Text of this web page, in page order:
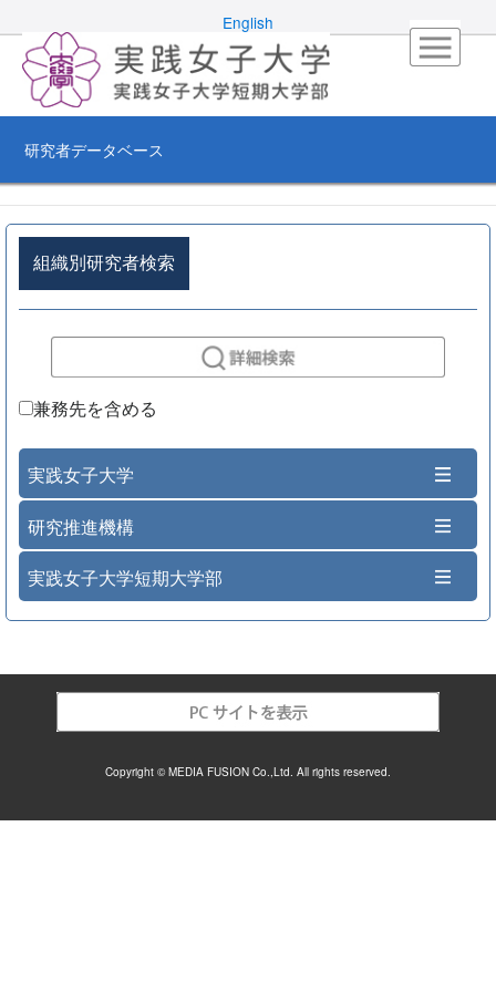
English
研究者データベース
組織別研究者検索
兼務先を含める
実践女子大学
研究推進機構
実践女子大学短期大学部
Copyright © MEDIA FUSION Co.,Ltd. All rights reserved.